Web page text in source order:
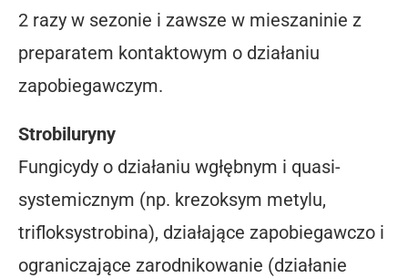
2 razy w sezonie i zawsze w mieszaninie z
preparatem kontaktowym o działaniu
zapobiegawczym.
Strobiluryny
Fungicydy o działaniu wgłębnym i quasi-
systemicznym (np. krezoksym metylu,
trifloksystrobina), działające zapobiegawczo i
ograniczające zarodnikowanie (działanie